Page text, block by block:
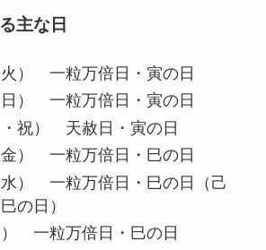
主な日
火） 一粒万倍日・寅の日
日） 一粒万倍日・寅の日
・祝） 天赦日・寅の日
金） 一粒万倍日・巳の日
水） 一粒万倍日・巳の日（己
の日）
） 一粒万倍日・巳の日